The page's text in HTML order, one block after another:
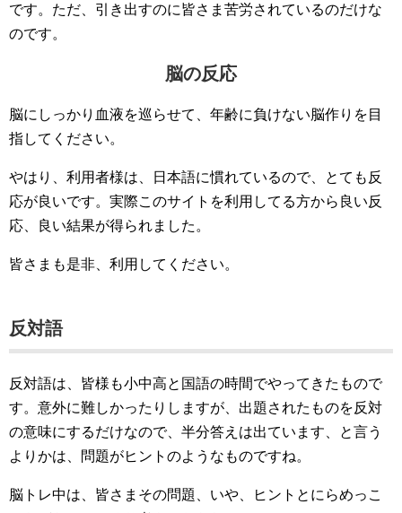
です。ただ、引き出すのに皆さま苦労されているのだけな
のです。
脳の反応
脳にしっかり血液を巡らせて、年齢に負けない脳作りを目
指してください。
やはり、利用者様は、日本語に慣れているので、とても反
応が良いです。実際このサイトを利用してる方から良い反
応、良い結果が得られました。
皆さまも是非、利用してください。
反対語
反対語は、皆様も小中高と国語の時間でやってきたもので
す。意外に難しかったりしますが、出題されたものを反対
の意味にするだけなので、半分答えは出ています、と言う
よりかは、問題がヒントのようなものですね。
脳トレ中は、皆さまその問題、いや、ヒントとにらめっこ